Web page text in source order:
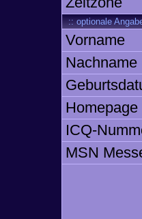
:: optionale
Vorname
Nachname
Homepage
ICQ-
MSN